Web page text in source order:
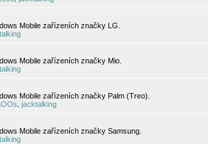
Mobile zařízeních značky LG.
Mobile zařízeních značky Mio.
Mobile zařízeních značky Palm (Treo).
jacktalking
Mobile zařízeních značky Samsung.